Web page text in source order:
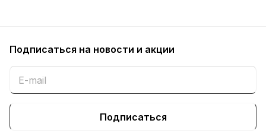
Подписаться на новости и акции
Подписаться